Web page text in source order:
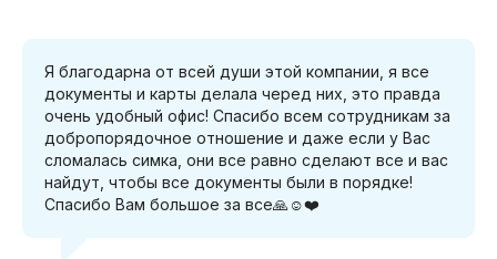
Я благодарна от всей души этой компании, я все
документы и карты делала черед них, это правда
очень удобный офис! Спасибо всем сотрудникам за
добропорядочное отношение и даже если у Вас
сломалась симка, они все равно сделают все и вас
найдут, чтобы все документы были в порядке!
Спасибо Вам большое за все🙏☺️❤️